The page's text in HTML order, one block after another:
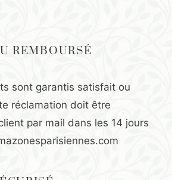
REMBOURSÉ
sont garantis satisfait ou
réclamation doit être
par mail dans les 14 jours